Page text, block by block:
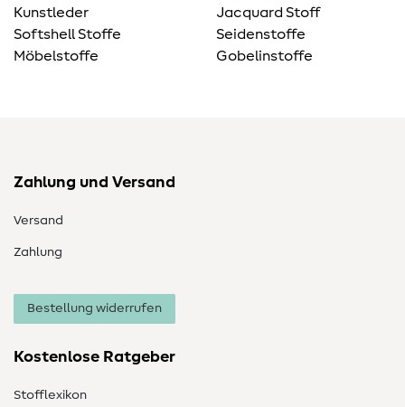
Kunstleder
Softshell Stoffe
Möbelstoffe
Jacquard Stoff
Seidenstoffe
Gobelinstoffe
Zahlung und Versand
Versand
Zahlung
Bestellung widerrufen
Kostenlose Ratgeber
Stofflexikon